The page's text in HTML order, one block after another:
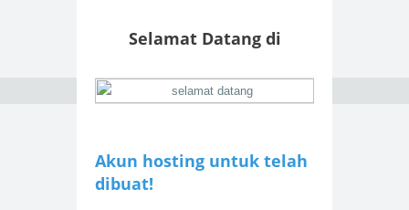
Selamat Datang di
Akun hosting untuk telah
dibuat!